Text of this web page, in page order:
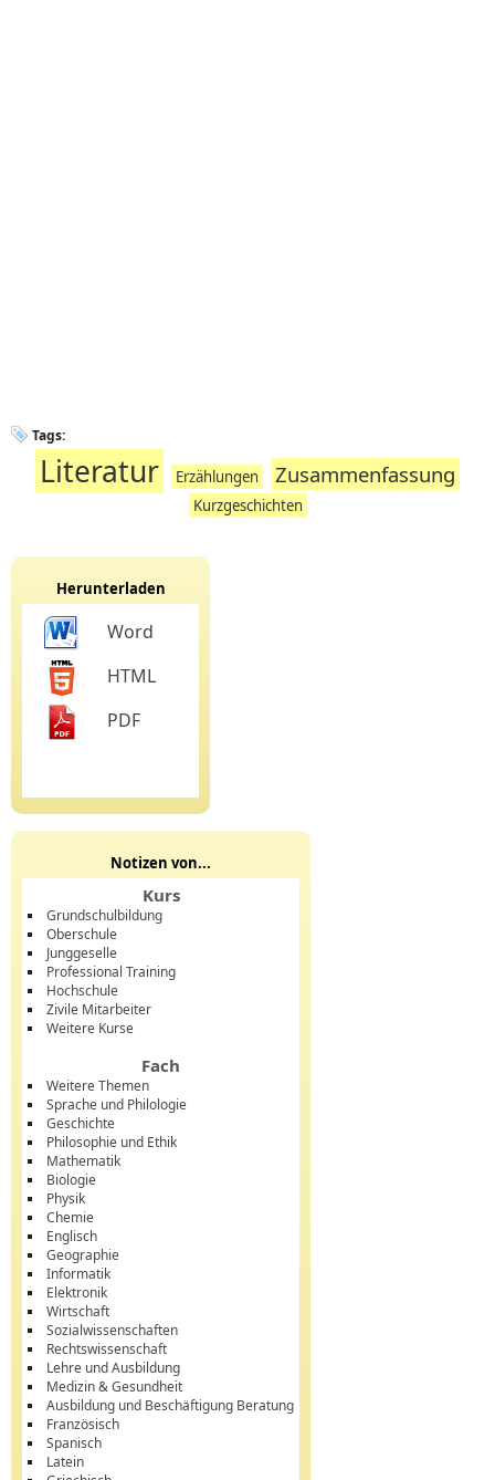
Tags:
Literatur Erzählungen Zusammenfassung
Kurzgeschichten
Herunterladen
Word
HTML
PDF
Notizen von...
Kurs
Grundschulbildung
Oberschule
Junggeselle
Professional Training
Hochschule
Zivile Mitarbeiter
Weitere Kurse
Fach
Weitere Themen
Sprache und Philologie
Geschichte
Philosophie und Ethik
Mathematik
Biologie
Physik
Chemie
Englisch
Geographie
Informatik
Elektronik
Wirtschaft
Sozialwissenschaften
Rechtswissenschaft
Lehre und Ausbildung
Medizin & Gesundheit
Ausbildung und Beschäftigung Beratung
Französisch
Spanisch
Latein